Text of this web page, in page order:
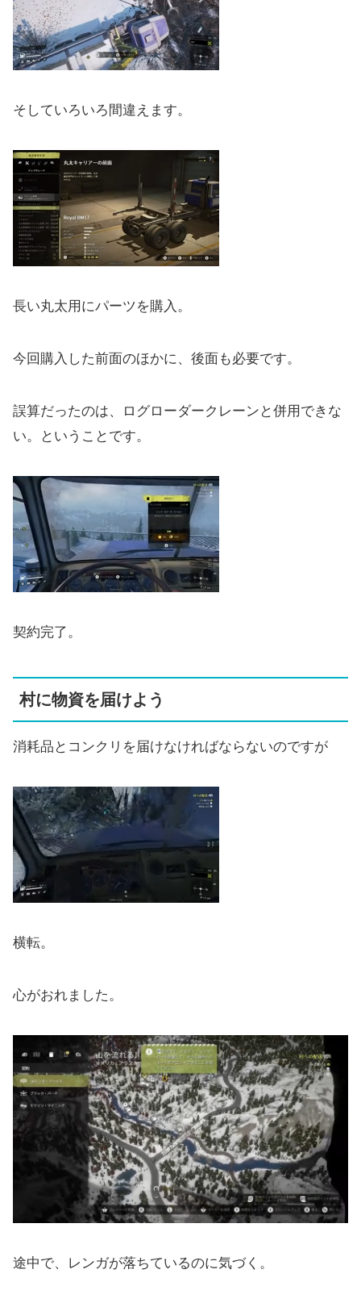
そしていろいろ間違えます。
長い丸太用にパーツを購入。
今回購入した前面のほかに、後面も必要です。
誤算だったのは、ログローダークレーンと併用できな
い。ということです。
契約完了。
村に物資を届けよう
消耗品とコンクリを届けなければならないのですが
横転。
心がおれました。
途中で、レンガが落ちているのに気づく。